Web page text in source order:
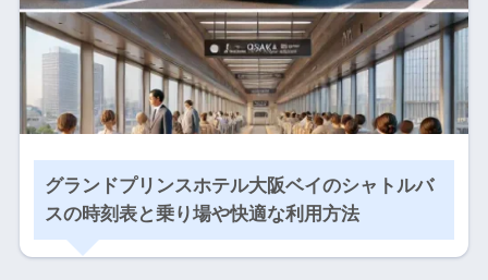
グランドプリンスホテル大阪ベイのシャトルバ
スの時刻表と乗り場や快適な利用方法